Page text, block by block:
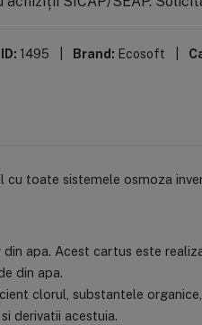
ID: 1495 Brand: Ecosoft
toate sistemele osmoza
apa. Acest cartus este
din apa.
clorul, substantele
derivatii acestuia.